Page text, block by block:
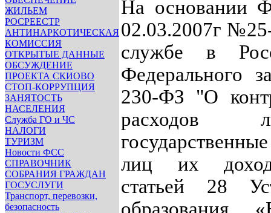
ЖИЛЬЕМ
РОСРЕЕСТР
АНТИНАРКОТИЧЕСКАЯ
КОМИССИЯ
ОТКРЫТЫЕ ДАННЫЕ
ОБСУЖДЕНИЕ
ПРОЕКТА СКИОВО
СТОП-КОРРУПЦИЯ
ЗАНЯТОСТЬ
НАСЕЛЕНИЯ
Служба ГО и ЧС
НАЛОГИ
ТУРИЗМ
Новости ФСС
СПРАВОЧНИК
СОБРАНИЯ ГРАЖДАН
ГОСУСЛУГИ
Транспорт, перевозки,
безопасность
На основании
02.03.2007г
службе в
Федерального
230-ФЗ "О
расходов
лиц их
статьей 28